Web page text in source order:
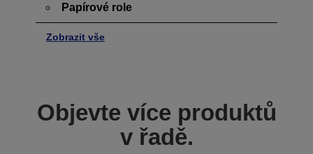
Papírové role
Zobrazit vše
Objevte více produktů
v řadě.